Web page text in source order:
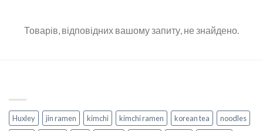
Товарів, відповідних вашому запиту, не знайдено.
Huxley jin ramen kimchi kimchi ramen korean tea
noodles